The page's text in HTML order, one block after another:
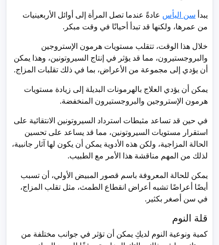
يبدأ سن اليأس عادةً عندما تصل المرأة إلى أوائل الأربعينيات
من عمرها، ولكنها قد تبدأ أحيانًا في وقت مبكر.
خلال هذا الوقت، تتقلب مستويات هرمون الإستروجين
والبروجستيرون، مما قد يؤثر في إنتاج السيروتونين، وهذا يمكن
أن يؤدي إلى مجموعة من الأعراض، بما في ذلك تقلبات المزاج.
يمكن أن يؤدي العلاج بالهرمونات البديلة إلى زيادة مستويات
هرمون الإستروجين والبروجستيرون المنخفضة.
في حين قد تساعد مثبطات استرداد السيروتونين الانتقائية على
استقرار مستويات السيروتونين، مما قد يساعد على تحسين
الحالة المزاجية، ولكن هذه الأدوية يمكن أن يكون لها آثار جانبية،
لذلك من المهم مناقشة هذا الأمر مع الطبيب.
يمكن للحالة المعروفة باسم قصور المبيض الأولي، أن تسبب
أيضًا أعراضًا تشبه أعراض انقطاع الطمث، مثل تقلب المزاج،
في سن أصغر بكثير.
قلة النوم
كمية ونوعية النوم لديكِ يمكن أن تؤثر في جوانب مختلفة من